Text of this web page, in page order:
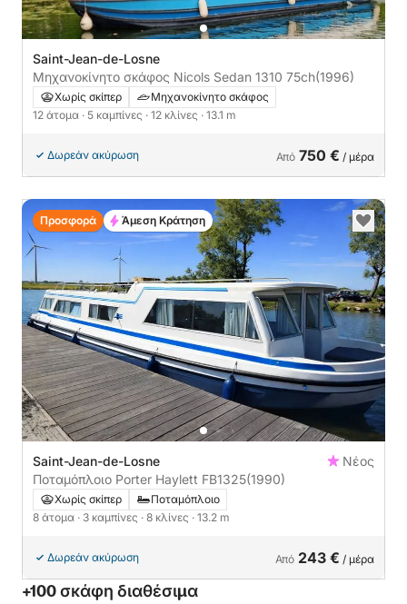
Saint-Jean-de-Losne
Μηχανοκίνητο σκάφος Nicols Sedan 1310 75ch(1996)
Χωρίς σκίπερ
Μηχανοκίνητο σκάφος
12 άτομα · 5 καμπίνες · 12 κλίνες · 13.1 m
Δωρεάν ακύρωση Από 750 € / μέρα
Saint-Jean-de-Losne
Νέος
Ποταμόπλοιο Porter Haylett FB1325(1990)
Χωρίς σκίπερ
Ποταμόπλοιο
8 άτομα · 3 καμπίνες · 8 κλίνες · 13.2 m
Δωρεάν ακύρωση Από 243 € / μέρα
Προσφορά Άμεση Κράτηση
+100 σκάφη διαθέσιμα